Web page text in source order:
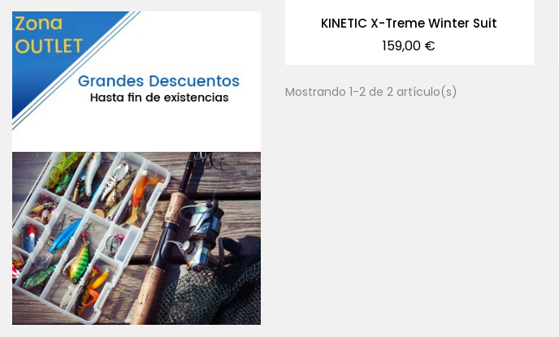
KINETIC X-Treme Winter Suit
Precio
159,00 €
Mostrando 1-2 de 2 artículo(s)